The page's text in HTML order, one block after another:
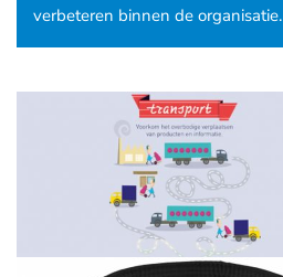
verbeteren binnen de organisatie.